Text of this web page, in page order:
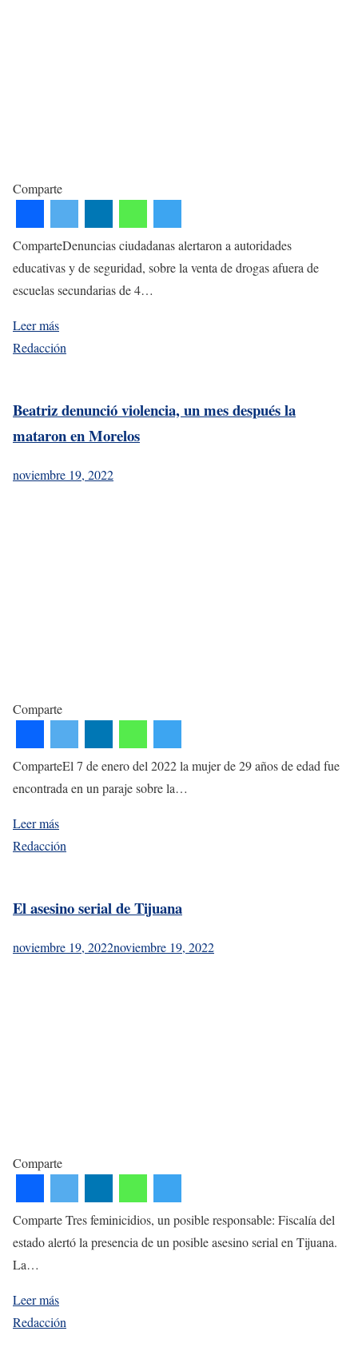
Comparte
ComparteDenuncias ciudadanas alertaron a autoridades
educativas y de seguridad, sobre la venta de drogas afuera de
escuelas secundarias de 4…
Leer más
Redacción
Beatriz denunció violencia, un mes después la
mataron en Morelos
noviembre 19, 2022
Comparte
ComparteEl 7 de enero del 2022 la mujer de 29 años de edad fue
encontrada en un paraje sobre la…
Leer más
Redacción
El asesino serial de Tijuana
noviembre 19, 2022noviembre 19, 2022
Comparte
Comparte Tres feminicidios, un posible responsable: Fiscalía del
estado alertó la presencia de un posible asesino serial en Tijuana.
La…
Leer más
Redacción